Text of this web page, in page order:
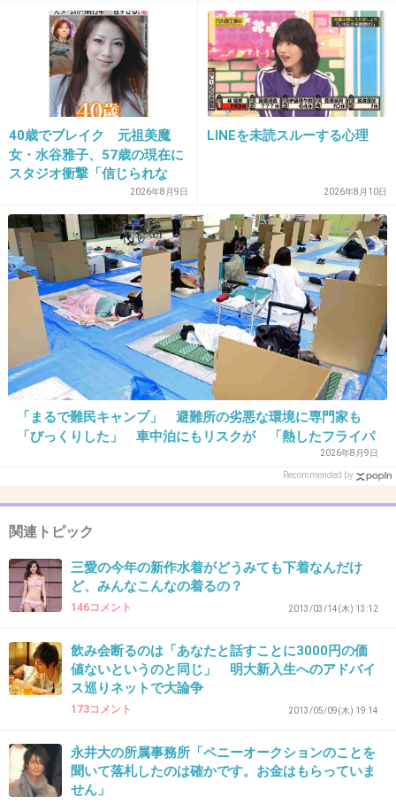
2013/03/21(木) 10:30:07
この人いったい何なの？ウザい。
+12 -4
心意気は大事だけど、思い込みだけで突っ走って周りに迷
惑をかけることもある事をお忘れなく
そして、言ってることは立派でもやってることはクズだと
人に教える資格はないよ？
+7
31. 匿名 2013/03/21(木) 10:30:39
どや顔で語ってる姿が想像できるｗ
32. 匿名2013/03/21(木) 10:30:42
GACKTは今後、教育活動に力を入れていこうとしてるの？
+6 -0
震災の義援金を先頭たってやってたけど、なんか信用でき
なくて、サンドイッチマンの東北魂に募金した。自分がし
た数少ない正しい行動の一つ
バ嬢まおちゃる
40歳でブレイク 元祖美魔
女・水谷雅子、57歳の現在に
スタジオ衝撃「信じられな
い」「やっぱすごいね」2026年8月9日
LINEを未読スルーする心理
2026年8月10日
「まるで難民キャンプ」 避難所の劣悪な環境に専門家も
「びっくりした」 車中泊にもリスクが 「熱したフライパ
2026年8月9日
Recommended by
関連トピック
三愛の今年の新作水着がどうみても下着なんだけ
ど、みんなこんなの着るの？
146コメント 2013/03/14(木) 13:12
飲み会断るのは「あなたと話すことに3000円の価
値ないというのと同じ」 明大新入生へのアドバイ
ス巡りネットで大論争
173コメント 2013/05/09(木) 19:14
永井大の所属事務所「ペニーオークションのことを
聞いて落札したのは確かです。お金はもらっていま
せん」